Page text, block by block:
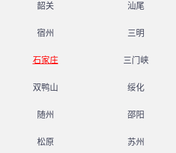
韶关 汕尾
宿州 三明
石家庄 三门峡
双鸭山 绥化
随州 邵阳
松原 苏州